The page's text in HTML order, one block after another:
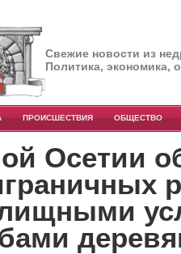
Свежие новости из
Политика, экономика,
ПРОИСШЕСТВИЯ ОБЩЕСТВО
Осетии